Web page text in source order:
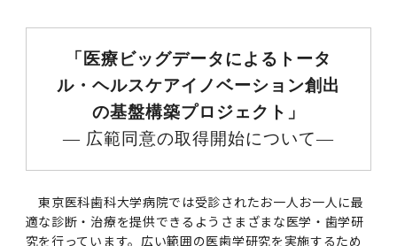
ブランド
医療について
東京医科歯科大学の誓い
副学長
理事･監事
経営協議会
大学紹介動画トップ
大学紹介動画
留学制度編
大学概要（冊子）
統合報告書
広報誌トップ
大学案内 【受験生向け】（冊子）
大学評価の制度について
大学評価の制度についてトップ
１．国立大学法人評価
1-1．第４期中期目標・中期計画等について【6
1-1．第４期中期目標・中期計画等について【6
年間】トップ
1-2.年度計画・年度評価等について【第1期～
第3期】
四大学連合トップ
四大学連合憲章等
四大学連合憲章
複合領域コース(四大学共通)トップ
複合領域コース（東京医科歯科大学）
情報公開・個人情報
情報公開・個人情報トップ
個人情報保護制度
東京医科歯科大学ＳＤＧｓ推進宣言
ダイバーシティ
学部入試の変更点（予告）
入試データ
学部などについてトップ
ILA国府台
歯学部
学生生活などについて
学生生活などについてトップ
奨学金について
イベント
オープンキャンパス
合格発表
医歯学総合研究科
保健衛生学研究科
医歯学総合研究科博士課程 国際連携専攻（ジ
アドミッション・ポリシー
過去の試験問題・入試データ
却について
難治疾患研究所
令和7年度（2025年度）「総合知と癒しの次世
代フロントランナー育成プログラム Science
Tokyo SPRING(医歯学系)」対象学生の春募集
Call for Applications to Science Tokyo
Academic Year by Eligible Students
(*Spring admission)
令和7年度トップレベルAI研究のための共創型
エキスパート人材育成プログラム対象学生（医
歯学系-BOOST生）の募集について
令和６年度（2024年度）TMDUトップレベル
AI研究のための共創型エキスパート人材育成プ
集について
令和８年度（2026年度）CS（クリニシャン・
サイエンティスト）養成支援制度の募集につい
Call for Applications for the Clinician
Scientist (CS) Training Support Program
for Academic Year 2026
四大学連合･複合領域コース
教育要項（学部シラバス）
保健衛生学研究科科目等履修生について
入学料・授業料・奨学金トップ
授業料・入学料・検定料
授業料・入学料・検定料
Exemption/Deferment)
留学情報
学生生活サポート
アルバイトについて
就職・キャリア支援
歯学部（歯学科･口腔保健学科）
大学院医歯学総合研究科
大学院保健衛生学研究科
医学科
保健衛生学科 【看護学専攻】
保健衛生学科 【検査技術学専攻】
歯学部（歯学科･口腔保健学科）トップ
歯学科
口腔保健学科【口腔保健衛生学専攻】
口腔保健学科【口腔保健工学専攻】
大学院医歯学総合研究科
大学院医歯学総合研究科トップ
修士課程 医歯理工保健学専攻
修士課程 医歯理工保健学専攻【医療管理政策
大学院保健衛生学研究科
大学院保健衛生学研究科トップ
博士課程看護先進科学専攻
公開講座・公開シンポジウム・講演会等のお知
大学院医歯学総合研究科トップ
修士課程 医歯理工保健学専攻
修士課程 医歯理工保健学専攻トップ
概要
修士課程 医歯理工保健学専攻【医療管理政策
学（MMA）コース】
大学院保健衛生学研究科
大学院保健衛生学研究科トップ
研究科長挨拶
寄附講座・寄附部門一覧
ジョイントリサーチ講座・ジョイントリサーチ
部門一覧
産学官連携
e-Rad 府省共通研究開発管理システム(外部サ
イト)
科研費電子申請システム(外部サイト)
倫理審査申請システム
利益相反申告システム(学外利用時VPN必要)
臨床研究審査委員会申請システム
研究活動トップ
研究情報データベース
機関リポジトリ
研究組織
研究組織トップ
若手研究者支援センター（YISC）
取り組み・規制
取り組み・規制トップ
事務部
企業・研究者・一般の方
病院をご利用の方
アクセス 学内サイト
「医療ビッグデータによるトータ
ル・ヘルスケアイノベーション創出
の基盤構築プロジェクト」
― 広範同意の取得開始について―
東京医科歯科大学病院では受診されたお一人お一人に最
適な診断・治療を提供できるようさまざまな医学・歯学研
究を行っています。広い範囲の医歯学研究を実施するため